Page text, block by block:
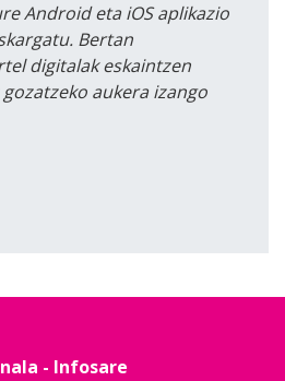
Android eta iOS aplikazio
Bertan
digitalak eskaintzen
aukera izango
- Infosare